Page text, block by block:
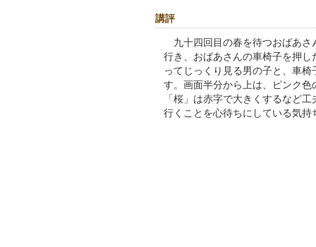
講評
九十四回目の春を待つおばあさ
行き、おばあさんの車椅子を押
ってじっくり見る男の子と、車
す。画面半分から上は、ピンク
「桜」は赤字で大きくするなど
行くことを心待ちにしている気持